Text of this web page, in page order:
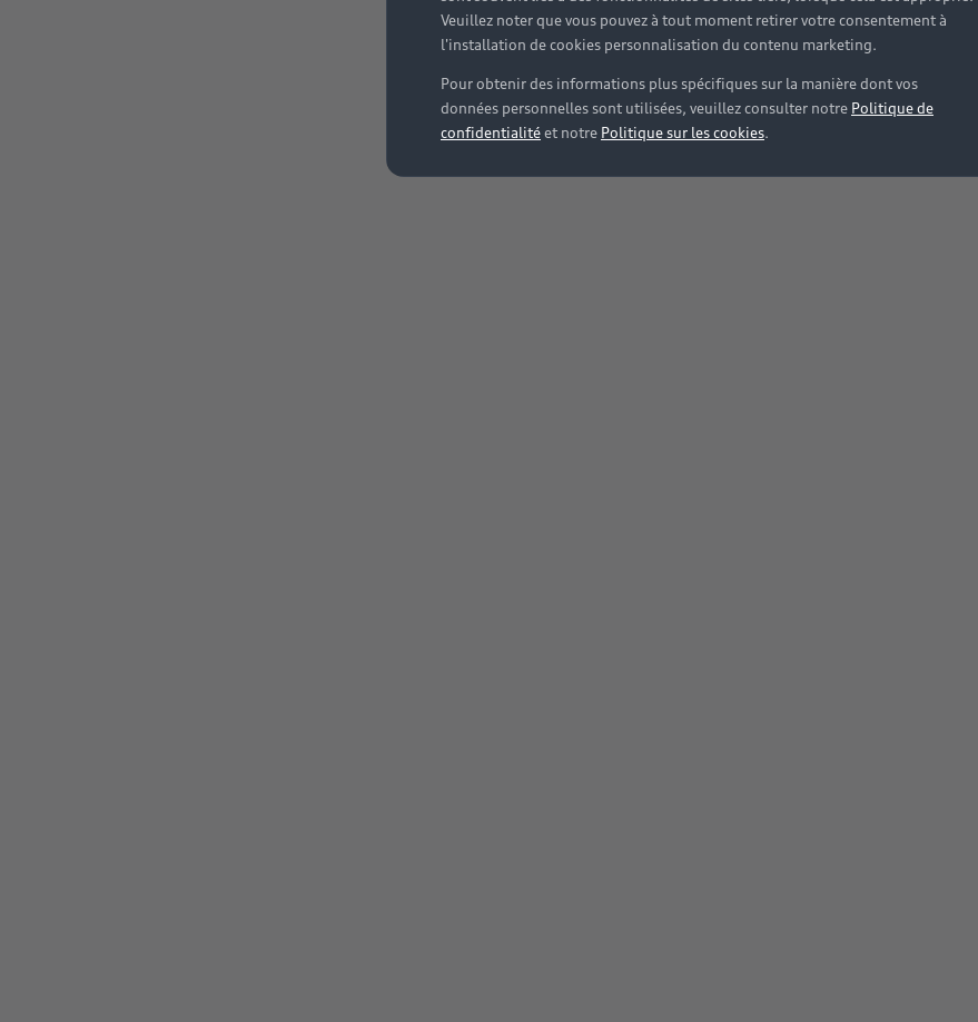
Veuillez noter que vous pouvez à tout moment retirer votre consentement à
l'installation de cookies personnalisation du contenu marketing.
Pour obtenir des informations plus spécifiques sur la manière dont vos
données personnelles sont utilisées, veuillez consulter notre Politique de
confidentialitéet notre Politique sur les cookies.